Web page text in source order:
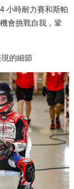
小時耐力賽和斯帕
會挑戰自我，鞏
的細節